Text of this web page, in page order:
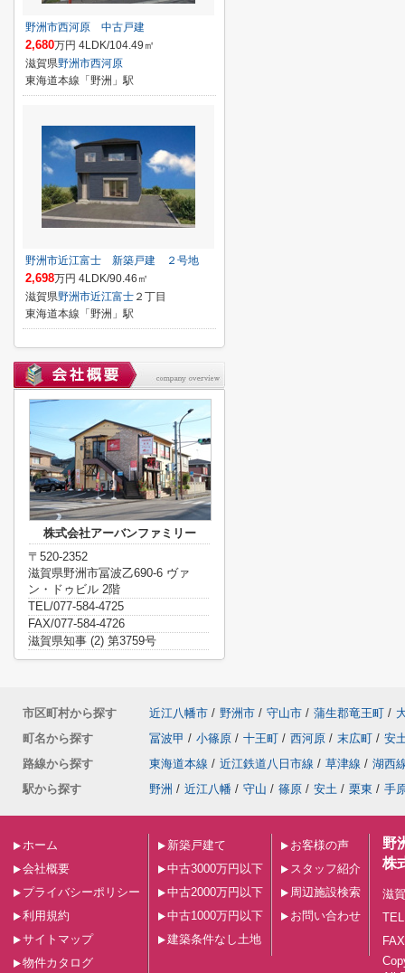
野洲市西河原 中古戸建
2,680万円 4LDK/104.49㎡
滋賀県野洲市西河原
東海道本線「野洲」駅
野洲市近江富士 新築戸建 ２号地
2,698万円 4LDK/90.46㎡
滋賀県野洲市近江富士 ２丁目
東海道本線「野洲」駅
株式会社アーバンファミリー
〒520-2352
滋賀県野洲市冨波乙690-6 ヴァ
ン・ドゥビル 2階
TEL/077-584-4725
FAX/077-584-4726
滋賀県知事 (2) 第3759号
市区町村から探す 近江八幡市 / 野洲市 / 守山市 / 蒲生郡竜王町 /
町名から探す
冨波甲 / 小篠原 / 十王町 / 西河原 / 末広町 / 安
路線から探す
東海道本線 / 近江鉄道八日市線 / 草津線 / 湖西
駅から探す
野洲 / 近江八幡 / 守山 / 篠原 / 安土 / 栗東 / 手
ホーム
会社概要
プライバシーポリシー
利用規約
サイトマップ
物件カタログ
新築戸建て
中古3000万円以下
中古2000万円以下
中古1000万円以下
建築条件なし土地
お客様の声
スタッフ紹介
周辺施設検索
お問い合わせ
野
株
滋